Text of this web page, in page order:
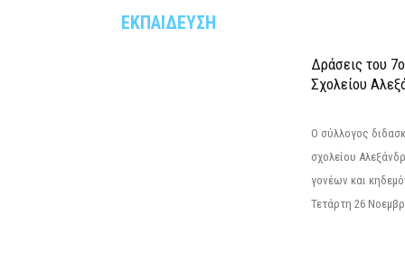
ΕΚΠΑΙΔΕΥΣΗ
Δράσεις του
Σχολείου
Ο σύλλογος
σχολείου
γονέων και
Τετάρτη 26